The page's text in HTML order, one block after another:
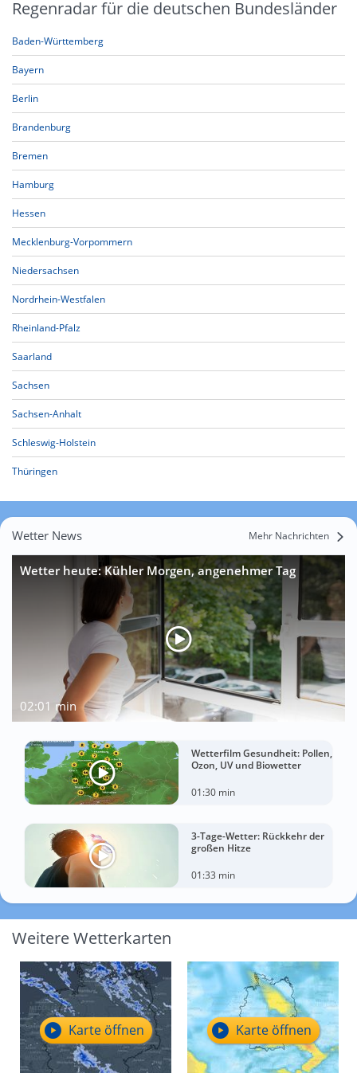
Regenradar für die deutschen Bundesländer
Baden-Württemberg
Bayern
Berlin
Brandenburg
Bremen
Hamburg
Hessen
Mecklenburg-Vorpommern
Niedersachsen
Nordrhein-Westfalen
Rheinland-Pfalz
Saarland
Sachsen
Sachsen-Anhalt
Schleswig-Holstein
Thüringen
Wetter News Mehr Nachrichten
Wetter heute: Kühler Morgen, angenehmer Tag
02:01 min
Wetterfilm Gesundheit: Pollen,
Ozon, UV und Biowetter
01:30 min
3-Tage-Wetter: Rückkehr der
großen Hitze
01:33 min
Weitere Wetterkarten
Karte öffnen Karte öffnen